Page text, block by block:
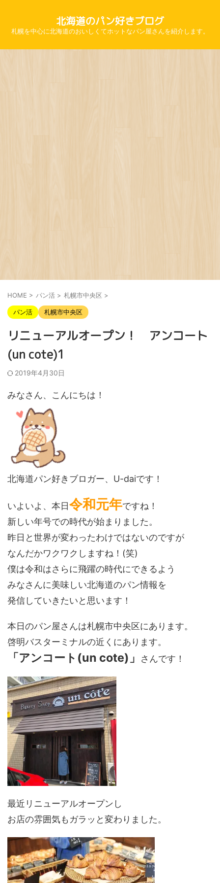
北海道のパン好きブログ
札幌を中心に北海道のおいしくてホットなパン屋さんを紹介します。
HOME > パン活 > 札幌市中央区 >
パン活 札幌市中央区
リニューアルオープン！ アンコート
(un cote)1
2019年4月30日
みなさん、こんにちは！
北海道パン好きブロガー、U-daiです！
いよいよ、本日令和元年ですね！
新しい年号での時代が始まりました。
昨日と世界が変わったわけではないのですが
なんだかワクワクしますね！(笑)
僕は令和はさらに飛躍の時代にできるよう
みなさんに美味しい北海道のパン情報を
発信していきたいと思います！
本日のパン屋さんは札幌市中央区にあります。
啓明バスターミナルの近くにあります。
「アンコート(un cote)」 さんです！
最近リニューアルオープンし
お店の雰囲気もガラッと変わりました。